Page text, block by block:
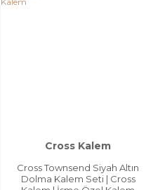
Cross Kalem
Cross Townsend Siyah Altın
Dolma Kalem Seti | Cross